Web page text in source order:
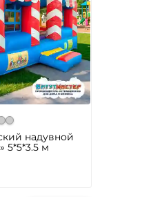
надувной
5*5*3.5 м